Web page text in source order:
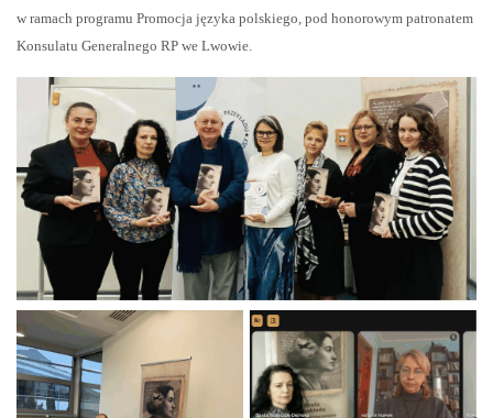
w ramach programu Promocja języka polskiego, pod honorowym patronatem
Konsulatu Generalnego RP we Lwowie.